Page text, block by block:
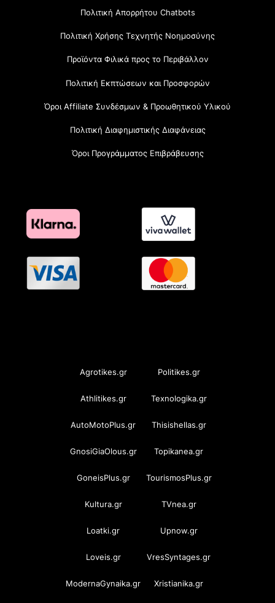
Πολιτική Απορρήτου Chatbots
Πολιτική Χρήσης Τεχνητής Νοημοσύνης
Προϊόντα Φιλικά προς το Περιβάλλον
Πολιτική Εκπτώσεων και Προσφορών
Όροι Affiliate Συνδέσμων & Προωθητικού Υλικού
Πολιτική Διαφημιστικής Διαφάνειας
Όροι Προγράμματος Επιβράβευσης
Agrotikes.gr Politikes.gr
Athlitikes.gr Texnologika.gr
AutoMotoPlus.gr Thisishellas.gr
GnosiGiaOlous.gr Topikanea.gr
GoneisPlus.gr TourismosPlus.gr
Kultura.gr TVnea.gr
Loatki.gr Upnow.gr
Loveis.gr VresSyntages.gr
ModernaGynaika.gr Xristianika.gr